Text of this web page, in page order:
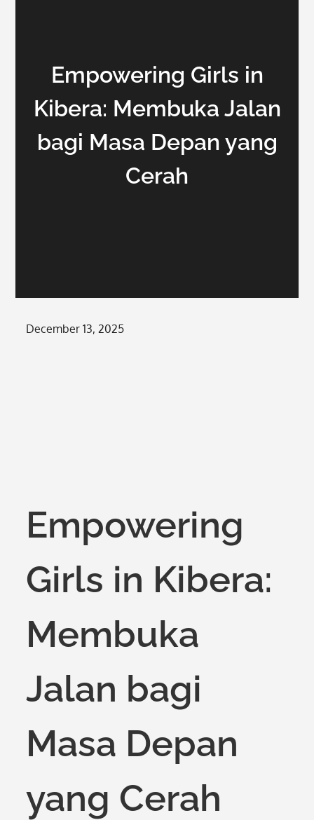
Empowering Girls in
Kibera: Membuka Jalan
bagi Masa Depan yang
Cerah
Posted
December 13, 2025
Empowering
Girls in Kibera:
Membuka
Jalan bagi
Masa Depan
yang Cerah